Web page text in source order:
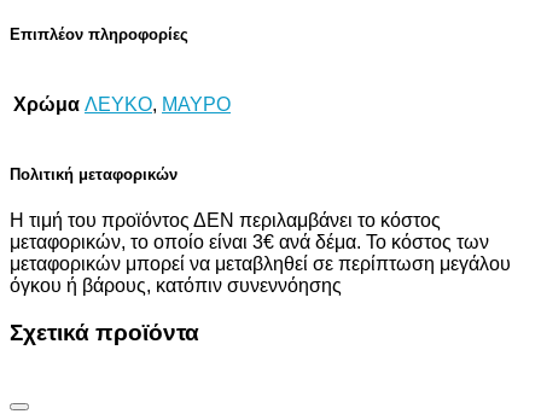
Επιπλέον πληροφορίες
Χρώμα ΛΕΥΚΟ, ΜΑΥΡΟ
Πολιτική μεταφορικών
Η τιμή του προϊόντος ΔΕΝ περιλαμβάνει το κόστος
μεταφορικών, το οποίο είναι 3€ ανά δέμα. Το κόστος των
μεταφορικών μπορεί να μεταβληθεί σε περίπτωση μεγάλου
όγκου ή βάρους, κατόπιν συνεννόησης
Σχετικά προϊόντα